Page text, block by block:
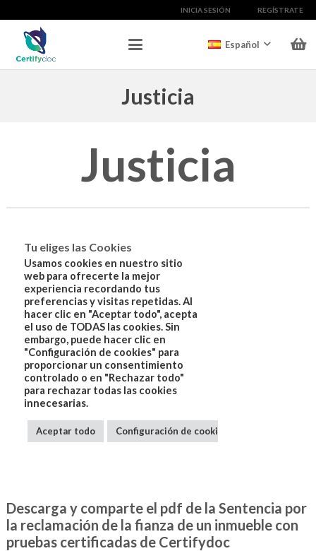
INICIA SESIÓN REGÍSTRATE
Español
Justicia
Justicia
Descarga y comparte el pdf de la Sentencia por
la reclamación de la fianza de un inmueble con
pruebas certificadas de Certifydoc